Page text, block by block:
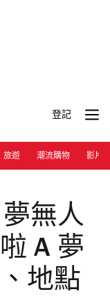
登記
旅遊 潮流購物 影片
無人
A 夢
地點